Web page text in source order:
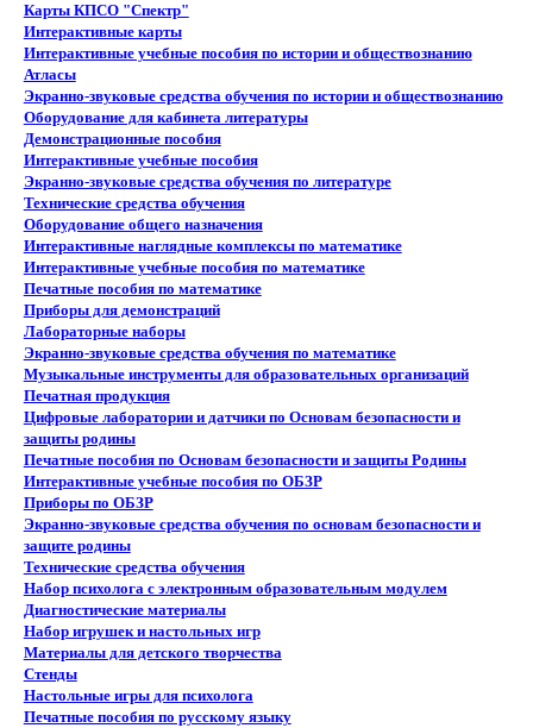
Карты КПСО "Спектр"
Интерактивные карты
Интерактивные учебные пособия по истории и обществознанию
Атласы
Экранно-звуковые средства обучения по истории и обществознанию
Оборудование для кабинета литературы
Демонстрационные пособия
Интерактивные учебные пособия
Экранно-звуковые средства обучения по литературе
Технические средства обучения
Оборудование общего назначения
Интерактивные наглядные комплексы по математике
Интерактивные учебные пособия по математике
Печатные пособия по математике
Приборы для демонстраций
Лабораторные наборы
Экранно-звуковые средства обучения по математике
Музыкальные инструменты для образовательных организаций
Печатная продукция
Цифровые лаборатории и датчики по Основам безопасности и
защиты родины
Печатные пособия по Основам безопасности и защиты Родины
Интерактивные учебные пособия по ОБЗР
Приборы по ОБЗР
Экранно-звуковые средства обучения по основам безопасности и
защите родины
Технические средства обучения
Набор психолога с электронным образовательным модулем
Диагностические материалы
Набор игрушек и настольных игр
Материалы для детского творчества
Стенды
Настольные игры для психолога
Печатные пособия по русскому языку